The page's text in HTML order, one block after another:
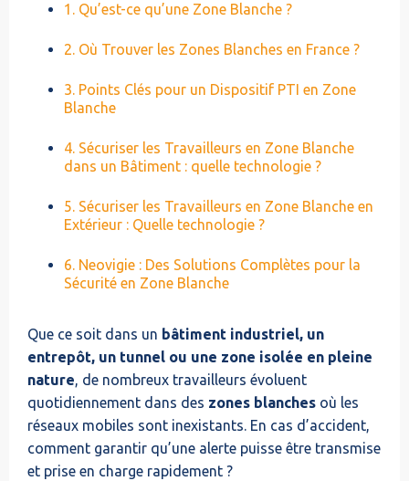
1. Qu’est-ce qu’une Zone Blanche ?
‍2. Où Trouver les Zones Blanches en France ?
3. Points Clés pour un Dispositif PTI en Zone
Blanche
4. Sécuriser les Travailleurs en Zone Blanche
dans un Bâtiment : quelle technologie ?
5. Sécuriser les Travailleurs en Zone Blanche en
Extérieur : Quelle technologie ?
6. Neovigie : Des Solutions Complètes pour la
Sécurité en Zone Blanche
Que ce soit dans un bâtiment industriel, un
entrepôt, un tunnel ou une zone isolée en pleine
nature, de nombreux travailleurs évoluent
quotidiennement dans des zones blanches où les
réseaux mobiles sont inexistants. En cas d’accident,
comment garantir qu’une alerte puisse être transmise
et prise en charge rapidement ?